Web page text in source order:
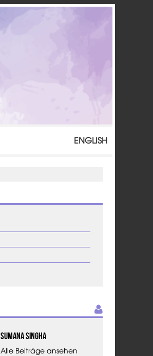
ENGLISH
Sumana Singha
Alle Beiträge ansehen